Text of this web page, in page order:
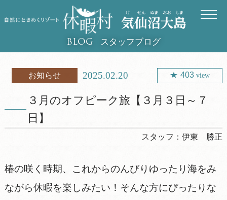
BLOG スタッフブログ
お知らせ 2025.02.20 403 view
３月のオフピーク旅【３月３日～７
日】
スタッフ：伊東 勝正
椿の咲く時期、これからのんびりゆったり海をみ
ながら休暇を楽しみたい！そんな方にぴったりな